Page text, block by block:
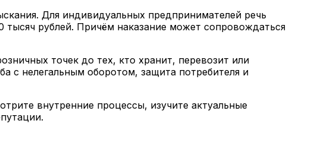
Для индивидуальных предпринимателей речь
рублей. Причём наказание может сопровождаться
точек до тех, кто хранит, перевозит или
с нелегальным оборотом, защита потребителя и
внутренние процессы, изучите актуальные